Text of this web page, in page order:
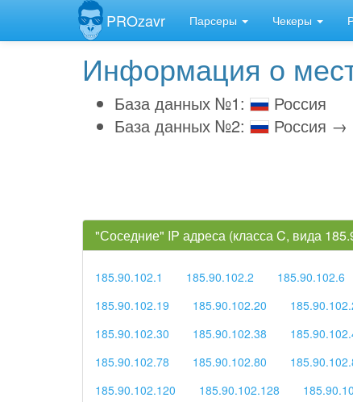
PROzavr Парсеры Чекеры
Информация о
База данных №1:
Россия
База данных №2:
Россия →
"Соседние" IP адреса (класса C, вида
185.90.102.1 185.90.102.2 185.90.102.6
185.90.102.19
185.90.102.20
185.90.102.30
185.90.102.38
185.90.102.78
185.90.102.80
185.90.102.120
185.90.102.128